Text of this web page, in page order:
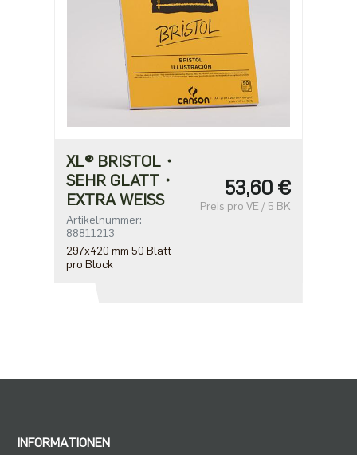
XL® BRISTOL・
SEHR GLATT・
EXTRA WEISS
Artikelnummer:
88811213
297x420 mm 50 Blatt
pro Block
53,60 €
Preis pro VE / 5 BK
INFORMATIONEN